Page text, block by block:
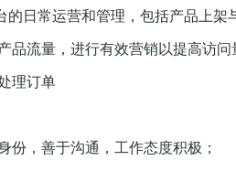
的日常运营和管理，包括产品上架
品流量，进行有效营销以提高访问
理订单
份，善于沟通，工作态度积极；